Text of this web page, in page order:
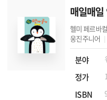
매일매일
헬미 페르바컬
웅진주니어
분야
정가
ISBN